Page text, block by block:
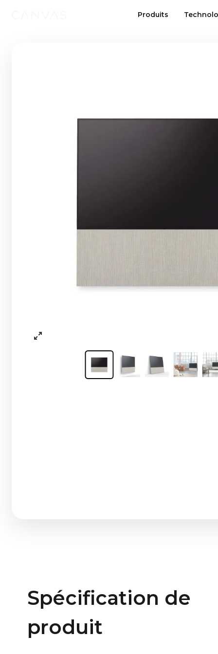
Produits
Spécification de
produit